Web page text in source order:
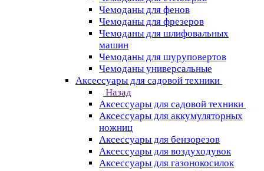
Чемоданы для фенов
Чемоданы для фрезеров
Чемоданы для шлифовальных
машин
Чемоданы для шуруповертов
Чемоданы универсальные
Аксессуары для садовой техники
Назад
Аксессуары для садовой техники
Аксессуары для аккумуляторных
ножниц
Аксессуары для бензорезов
Аксессуары для воздуходувок
Аксессуары для газонокосилок